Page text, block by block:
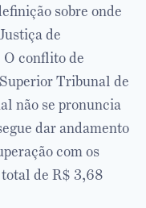
sobre onde
de
O conflito de
Tribunal de
não se pronuncia
dar andamento
com os
de R$ 3,68